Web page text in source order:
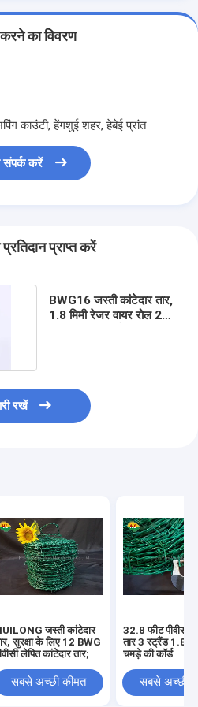
का विवरण
काउंटी, हेंगशुई शहर, हेबेई प्रांत
करें
प्राप्त करें
BWG16 जस्ती कांटेदार तार,
1.8 मिमी रेजर वायर रोल 200
रखें
जस्ती कांटेदार
सुरक्षा के लिए 12 BWG
लेपित कांटेदार तार;
सबसे अच्छी कीमत
32.8 फीट पीवीसी
तार 3 स्ट्रैंड 1.8
चमड़े की कॉर्ड
सबसे अच्छी